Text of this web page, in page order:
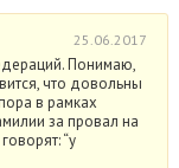
25.06.2017
Понимаю,
что довольны
в рамках
за провал на
“у